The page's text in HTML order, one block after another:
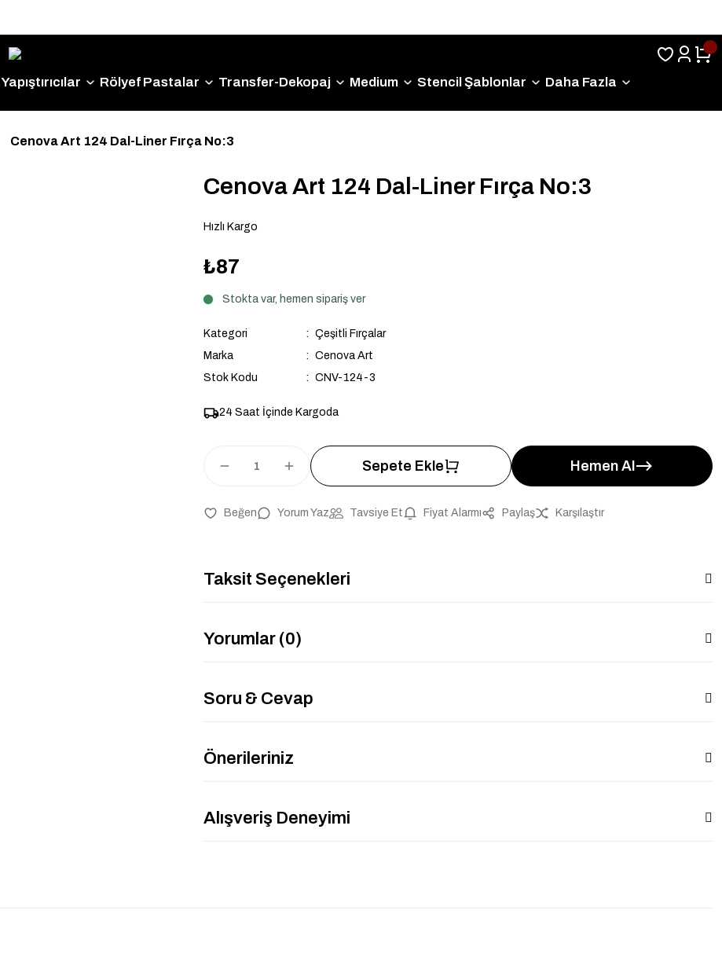
Yapıştırıcılar Rölyef Pastalar Transfer-Dekopaj Medium Stencil Şablonlar Daha Fazla
Cenova Art 124 Dal-Liner Fırça No:3
Cenova Art 124 Dal-Liner Fırça No:3
Hızlı Kargo
₺87
Stokta var, hemen sipariş ver
Kategori
Çeşitli Fırçalar
Marka
Cenova Art
Stok Kodu
CNV-124-3
24 Saat İçinde Kargoda
Sepete Ekle Hemen Al
Yorum Yaz Tavsiye Et Fiyat Alarmı Paylaş Karşılaştır
Taksit Seçenekleri
Yorumlar (0)
Soru & Cevap
Önerileriniz
Alışveriş Deneyimi